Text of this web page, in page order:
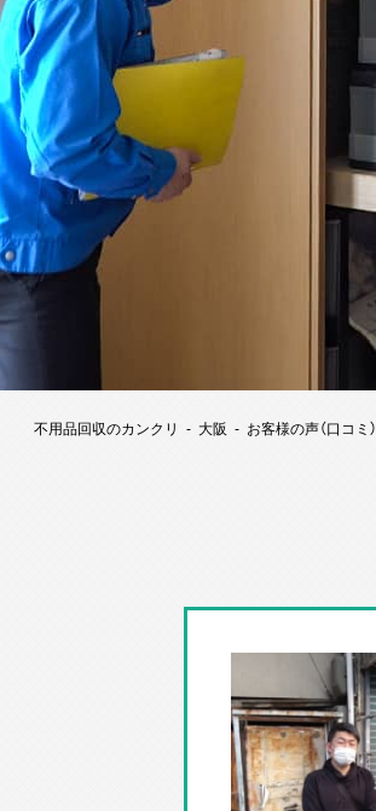
不用品回収のカンクリ 大阪 お客様の声（口コミ）